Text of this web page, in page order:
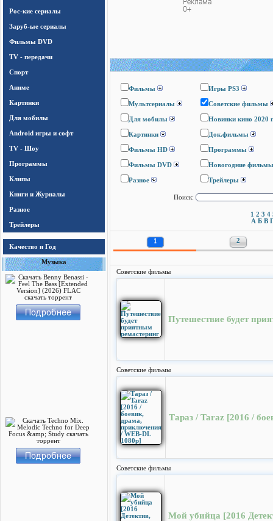
Рос-кие сериалы
Заруб-ые сериалы
Фильмы DVD
TV - передачи
Спорт
Аниме
Картинки
Для мобилы
Android игры и софт
TV - Шоу
Программы
Клипы
Книги и Журналы
Разное
Трейлеры
Качество и Год
Музыка
Фильмы Игры PS3
Мультсериалы Cоветские фильмы
Для мобилы Новинки кино 2020
Картинки Док.фильмы
Фильмы HD Программы
Фильмы DVD Новогодние фильмы
Разное Трейлеры
Поиск:
1 2 3 4
А Б В
1 2
Cоветские фильмы
Путешествие будет
Cоветские фильмы
Тараз / Taraz [2016 /
Cоветские фильмы
Мой убийца [2016